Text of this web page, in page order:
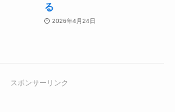
る
2026年4月24日
スポンサーリンク